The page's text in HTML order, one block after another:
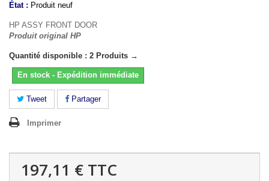
État : Produit neuf
HP ASSY FRONT DOOR
Produit original HP
Quantité disponible : 2 Produits →
En stock - Expédition immédiate
Tweet Partager
Imprimer
197,11 € TTC